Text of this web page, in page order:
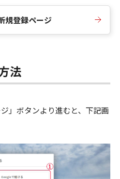
規登録ページ
法
」ボタンより進むと、下記画